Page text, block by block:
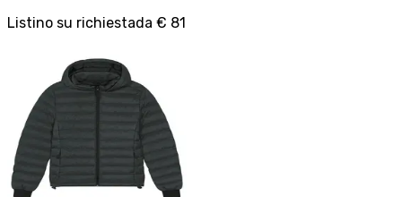
Listino su richiestada € 81